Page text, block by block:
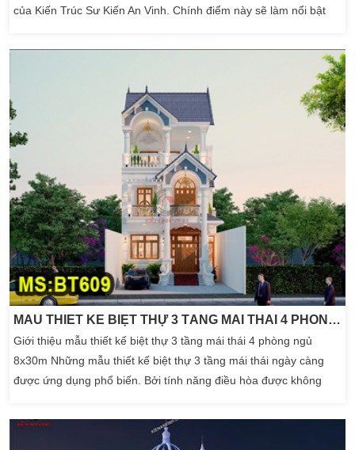
của Kiến Trúc Sư Kiến An Vinh. Chính điểm này sẽ làm nổi bật
kinh tế ngày càng phát triển, thì các chủ đầu tư có điều kiện kinh
MẪU THIẾT KẾ BIỆT THỰ 3 TẦNG MÁI THÁI 4 PHÒNG NGỦ 8X30M
Giới thiệu mẫu thiết kế biệt thự 3 tầng mái thái 4 phòng ngủ
8x30m Những mẫu thiết kế biệt thự 3 tầng mái thái ngày càng
được ứng dụng phổ biến. Bởi tính năng điều hòa được không
như hiện nay, việc đầu tư một kiến trúc nhà biệt thự mái thái là
điều khá cần thiết. Bởi ngoài mang […]